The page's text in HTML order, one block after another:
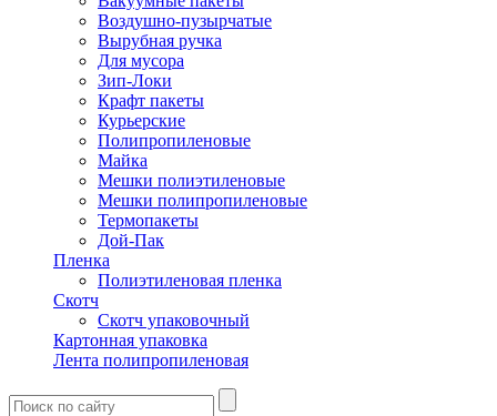
Воздушно-пузырчатые
Вырубная ручка
Для мусора
Зип-Локи
Крафт пакеты
Курьерские
Полипропиленовые
Майка
Мешки полиэтиленовые
Мешки полипропиленовые
Термопакеты
Дой-Пак
Пленка
Полиэтиленовая пленка
Скотч
Скотч упаковочный
Картонная упаковка
Лента полипропиленовая